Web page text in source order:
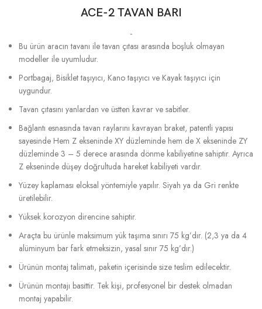
ACE-2 TAVAN BARI
-
Bu ürün aracın tavanı ile tavan çıtası arasında boşluk olmayan
modeller ile uyumludur.
Portbagaj, Bisiklet taşıyıcı, Kano taşıyıcı ve Kayak taşıyıcı için
uygundur.
Tavan çıtasını yanlardan ve üstten kavrar ve sabitler.
Bağlantı esnasında tavan raylarını kavrayan braket, patentli yapısı
sayesinde Hem Z ekseninde XY düzleminde hem de X ekseninde ZY
düzleminde 3 – 5 derece arasında dönme kabiliyetine sahiptir. Ayrıca
Z ekseninde düşey doğrultuda hareket kabiliyeti vardır.
Yüzey kaplaması eloksal yöntemiyle yapılır. Siyah ya da Gri renkte
üretilebilir.
Yüksek korozyon direncine sahiptir.
Araçta bu ürünle maksimum yük taşıma sınırı 75 kg’dır. (2,3 ya da 4
alüminyum bar fark etmeksizin, yasal sınır 75 kg’dır.)
Ürünün montaj talimatı, paketin içerisinde size teslim edilecektir.
Ürünün montajı basittir. Tek kişi, profesyonel bir destek olmadan
montaj yapabilir.